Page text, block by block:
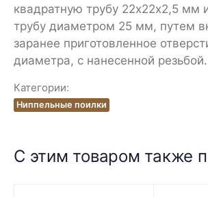
квадратную трубу 22х22х2,5 мм
трубу диаметром 25 мм, путем
заранее приготовленное
диаметра, с нанесенной резьбой.
Категории:
Ниппельные поилки
С этим товаром также